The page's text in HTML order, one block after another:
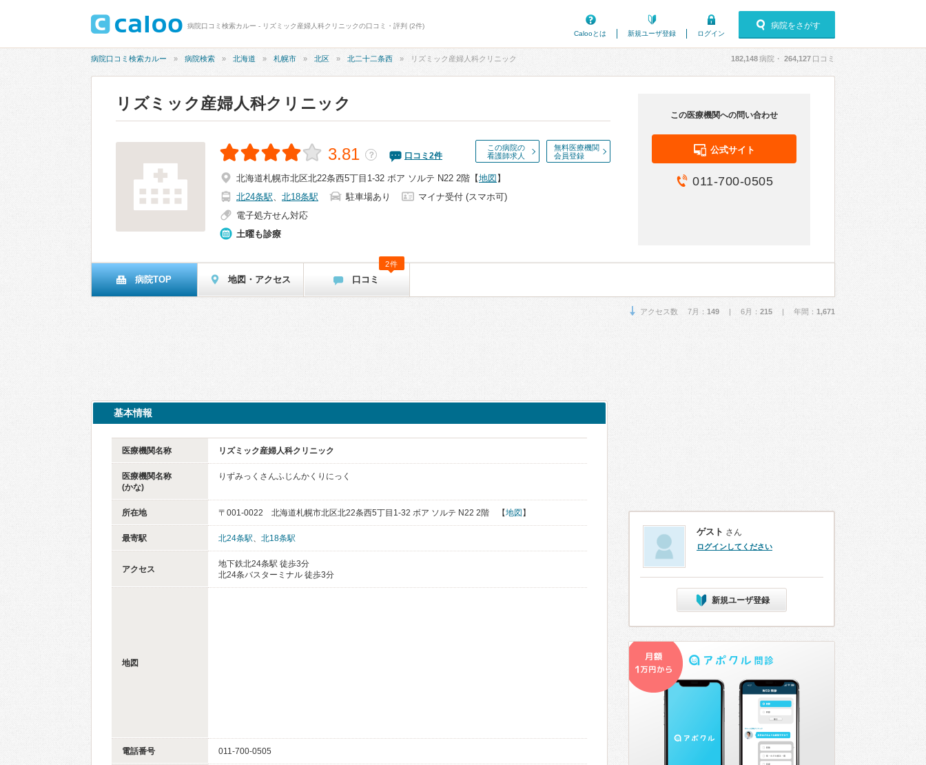
病院口コミ検索カルー - リズミック産婦人科クリニックの口コミ・評判 (2件)
Calooとは
新規ユーザ登録 ログイン
病院をさがす
病院口コミ検索カルー 病院検索 北海道 札幌市 北区 北二十二条西 リズミック産婦人科クリニック 182,148病院・ 264,127 口コミ
リズミック産婦人科クリニック
この病院の
看護師求人
無料医療機関
会員登録
3.81 ？ 口コミ 2件
北海道札幌市北区北22条西5丁目1-32 ボア ソルテ N22 2階 【地図 】
北24条駅、 北18条駅 駐車場あり
マイナ受付 (スマホ可)
電子処方せん対応
土曜も診療
この医療機関への問い合わせ
公式サイト
011-700-0505
病院TOP 地図・アクセス 口コミ
2件
アクセス数 7月： 149 | 6月： 215 | 年間： 1,671
基本情報
医療機関名称 リズミック産婦人科クリニック
医療機関名称
(かな)
りずみっくさんふじんかくりにっく
所在地 〒001-0022 北海道札幌市北区北22条西5丁目1-32 ボア ソルテ N22 2階 【地図 】
最寄駅 北24条駅、 北18条駅
アクセス
地下鉄北24条駅 徒歩3分
北24条バスターミナル 徒歩3分
地図
電話番号 011-700-0505
ゲスト さん
ログインしてください
新規ユーザ登録